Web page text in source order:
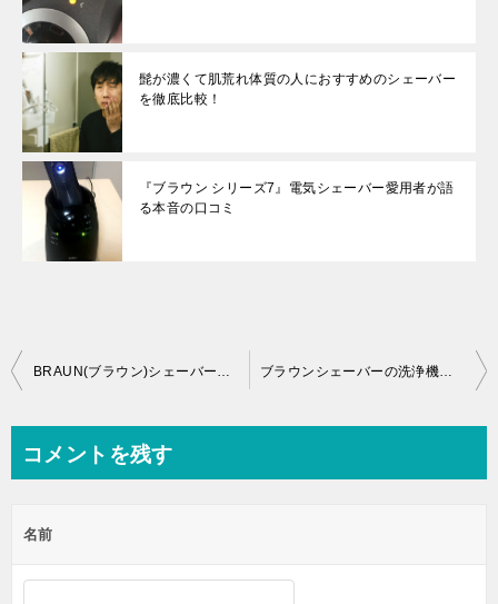
髭が濃くて肌荒れ体質の人におすすめのシェーバー
を徹底比較！
『ブラウン シリーズ7』電気シェーバー愛用者が語
る本音の口コミ
投
ビ
ー
シ
BRAUN(ブラウン)シェーバーのオレンジランプ点灯は替刃交換の合図！ ブラウンシェーバーの洗浄機は必要？その効果を検証してみた【口コミ】
コメントを残す
名前